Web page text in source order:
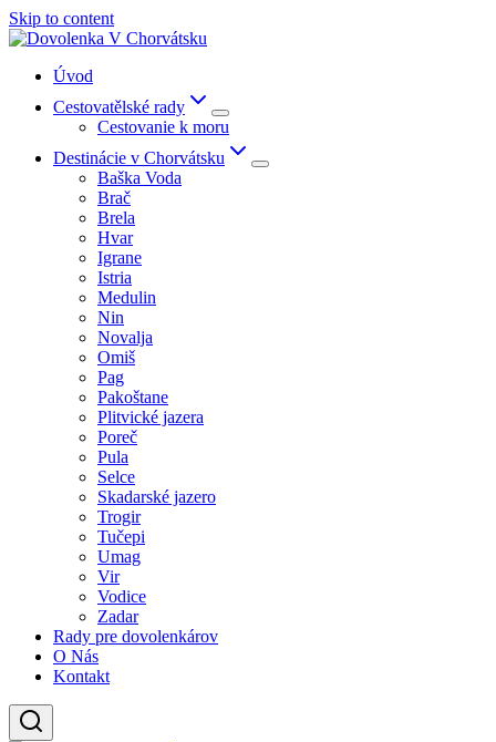
Skip to content
Úvod
Cestovatělské rady
Cestovanie k moru
Destinácie v Chorvátsku
Baška Voda
Brač
Brela
Hvar
Igrane
Istria
Medulin
Nin
Novalja
Omiš
Pag
Pakoštane
Plitvické jazera
Poreč
Pula
Selce
Skadarské jazero
Trogir
Tučepi
Umag
Vir
Vodice
Zadar
Rady pre dovolenkárov
O Nás
Kontakt